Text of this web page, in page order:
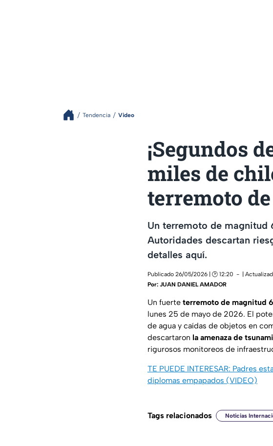
Tendencia Video
¡Segundos
miles de
terremoto
Un terremoto de magnitud
Autoridades descartan
detalles aquí.
Publicado 26/05/2026 | 🕑 12:20
|
Por: JUAN DANIEL AMADOR
Un fuerte terremoto de magnitud
lunes 25 de mayo de 2026. El
de agua y caídas de objetos en
descartaron la amenaza de tsunami
rigurosos monitoreos de
TE PUEDE INTERESAR: Padres
diplomas empapados (VIDEO)
Tags relacionados Noticias